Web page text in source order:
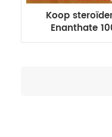
Koop
Enanthate
olie-injectie